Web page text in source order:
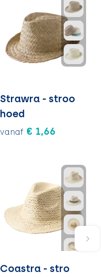
Strawra - stroo
hoed
vanaf € 1,66
Coastra - stro